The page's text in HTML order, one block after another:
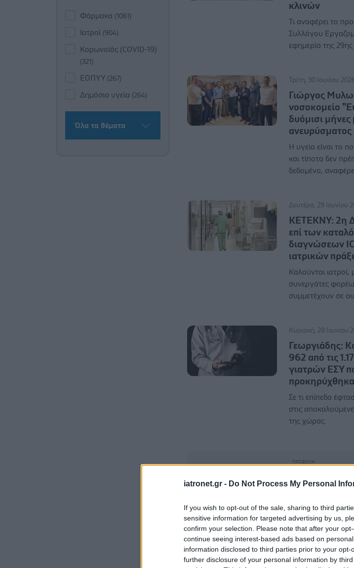
iatronet.gr - Do Not Process My Personal
If you wish to opt-out of the sale, sharing to third
sensitive information for targeted advertising by us,
confirm your selection. Please note that after your
continue seeing interest-based ads based on
information disclosed to third parties prior to your
further disclosure of your personal information by
Φάρμακα (1061)
Ιατροί (904)
Κορωνοϊός (COVID-19)
(321)
ΕΟΠΥΥ (267)
Δημόσια υγεία (264)
Όλα τα θέματα
κλινών
Τι αναφέρει το
Συλλόγου
εφημερία της 29ης
Τρίτη, 30 Ιουνίου
Γιώργος
νοσοκομείο
δυόμισι
ανευρύσματος
Η υγεία είναι το
και τίποτα δεν
δεδομένο,
Δευτέρα, 29 Ιουνίου
ΚΕΤΕΚΝΥ: 2η
επί των
διαγνώσεων
ιατρικών
Καλούνται ιατροί,
συνεργάτες
συμμετέχουν σε
Κυριακή, 28 Ιουνίου
Γεωργιάδης:
962 από τις
γιατρών ΕΣΥ
Σε τι επίπεδα
στις
της χώρας.
μηχάνημα
στο Θεαγένειο
Εξασφαλίζει